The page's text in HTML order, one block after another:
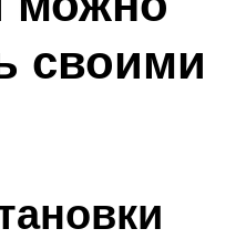
своими